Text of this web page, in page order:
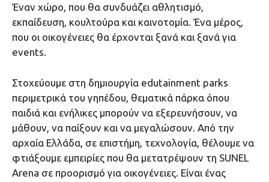
Έναν χώρο, που θα συνδυάζει αθλητισμό,
εκπαίδευση, κουλτούρα και καινοτομία. Ένα μέρος,
που οι οικογένειες θα έρχονται ξανά και ξανά για
events.
Στοχεύουμε στη δημιουργία edutainment parks
περιμετρικά του γηπέδου, θεματικά πάρκα όπου
παιδιά και ενήλικες μπορούν να εξερευνήσουν, να
μάθουν, να παίξουν και να μεγαλώσουν. Από την
αρχαία Ελλάδα, σε επιστήμη, τεχνολογία, θέλουμε να
φτιάξουμε εμπειρίες που θα μετατρέψουν τη SUNEL
Arena σε προορισμό για οικογένειες. Είναι ένας